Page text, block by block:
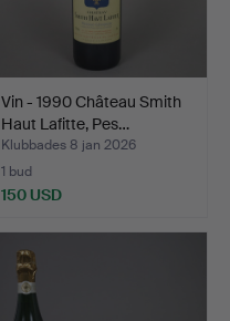
Vin - 1990 Château Smith
Haut Lafitte, Pes…
Klubbades 8 jan 2026
1 bud
150 USD